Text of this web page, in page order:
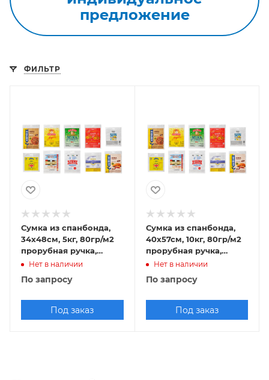
предложение
ФИЛЬТР
Сумка из спанбонда,
34х48см, 5кг, 80гр/м2
прорубная ручка,
полноцветная печать
Нет в наличии
По запросу
Под заказ
Сумка из спанбонда,
40х57см, 10кг, 80гр/м2
прорубная ручка,
полноцветная печать
Нет в наличии
По запросу
Под заказ